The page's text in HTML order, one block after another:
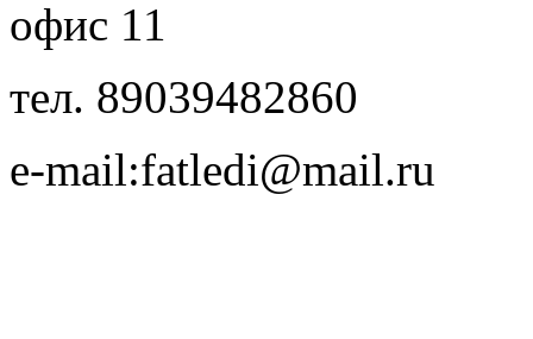
офис 11
тел. 89039482860
e-mail:fatledi@mail.ru